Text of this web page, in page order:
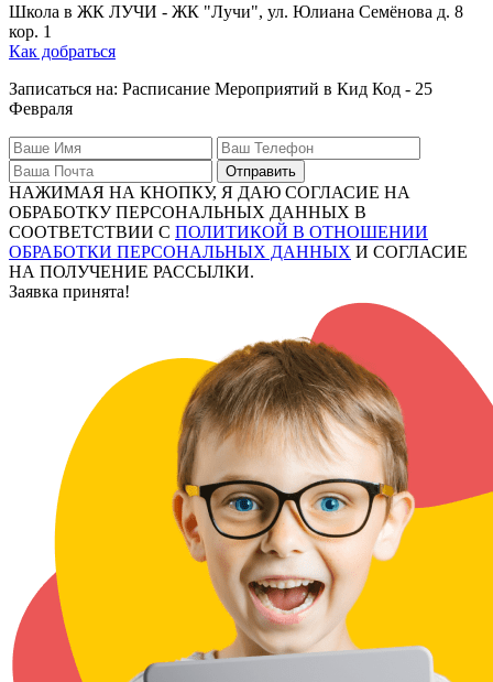
Школа в ЖК ЛУЧИ - ЖК "Лучи", ул. Юлиана Семёнова д. 8
кор. 1
Как добраться
Записаться на: Расписание Мероприятий в Кид Код - 25
Февраля
Отправить
НАЖИМАЯ НА КНОПКУ, Я ДАЮ СОГЛАСИЕ НА
ОБРАБОТКУ ПЕРСОНАЛЬНЫХ ДАННЫХ В
СООТВЕТСТВИИ С ПОЛИТИКОЙ В ОТНОШЕНИИ
ОБРАБОТКИ ПЕРСОНАЛЬНЫХ ДАННЫХ И СОГЛАСИЕ
НА ПОЛУЧЕНИЕ РАССЫЛКИ.
Заявка принята!